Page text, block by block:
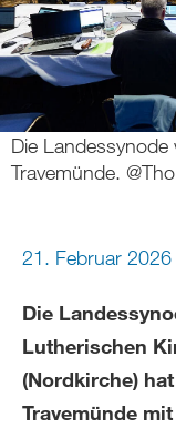
Die
Travemünde.
21. Februar 2026
Die
Lutherischen
(Nordkirche)
Travemünde